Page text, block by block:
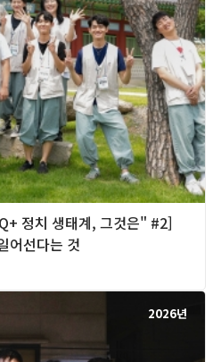
정치 생태계, 그것은" #2]
어선다는 것
2026년